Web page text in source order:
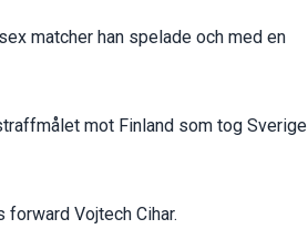
matcher han spelade och med en
mot Finland som tog Sverige
Vojtech Cihar.